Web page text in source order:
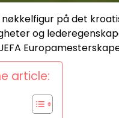
på det
og
article: